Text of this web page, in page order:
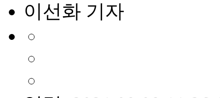
이선화 기자